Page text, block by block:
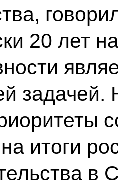
20 лет
задачей.
итоги
в